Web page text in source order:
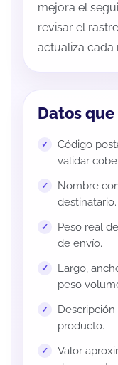
mejora el
revisar el
actualiza cada
Datos
Código
validar
Nombre
destinatario.
Peso real
de envío.
Largo,
peso
producto.
Valor